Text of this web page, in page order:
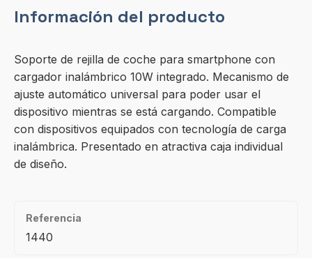
Información del producto
Soporte de rejilla de coche para smartphone con
cargador inalámbrico 10W integrado. Mecanismo de
ajuste automático universal para poder usar el
dispositivo mientras se está cargando. Compatible
con dispositivos equipados con tecnología de carga
inalámbrica. Presentado en atractiva caja individual
de diseño.
Referencia
1440